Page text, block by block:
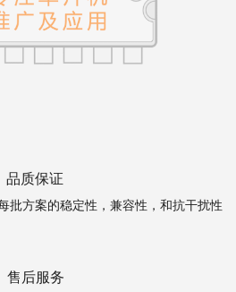
品质保证
批方案的稳定性，兼容性，和抗干扰性
售后服务